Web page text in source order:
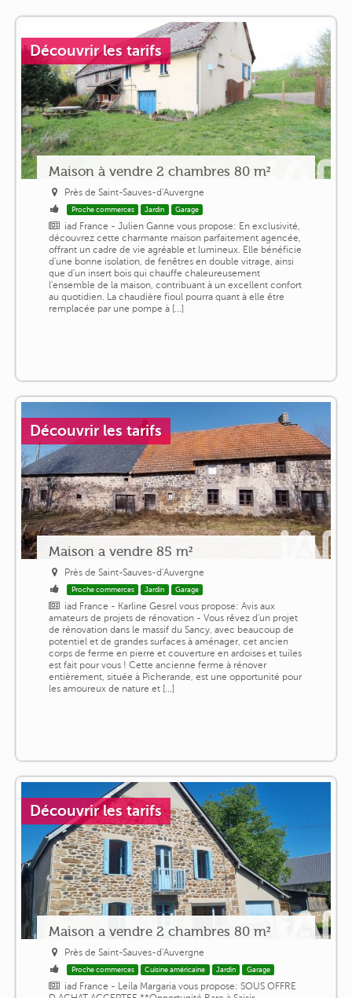
Découvrir les tarifs
Maison à vendre 2 chambres 80 m²
Près de Saint-Sauves-d'Auvergne
Proche commerces Jardin Garage
iad France - Julien Ganne vous propose: En exclusivité,
découvrez cette charmante maison parfaitement agencée,
offrant un cadre de vie agréable et lumineux. Elle bénéficie
d'une bonne isolation, de fenêtres en double vitrage, ainsi
que d'un insert bois qui chauffe chaleureusement
l'ensemble de la maison, contribuant à un excellent confort
au quotidien. La chaudière fioul pourra quant à elle être
remplacée par une pompe à [...]
Découvrir les tarifs
Maison a vendre 85 m²
Près de Saint-Sauves-d'Auvergne
Proche commerces Jardin Garage
iad France - Karline Gesrel vous propose: Avis aux
amateurs de projets de rénovation - Vous rêvez d'un projet
de rénovation dans le massif du Sancy, avec beaucoup de
potentiel et de grandes surfaces à aménager, cet ancien
corps de ferme en pierre et couverture en ardoises et tuiles
est fait pour vous ! Cette ancienne ferme à rénover
entièrement, située à Picherande, est une opportunité pour
les amoureux de nature et [...]
Découvrir les tarifs
Maison a vendre 2 chambres 80 m²
Près de Saint-Sauves-d'Auvergne
Proche commerces Cuisine américaine Jardin Garage
iad France - Leila Margaria vous propose: SOUS OFFRE